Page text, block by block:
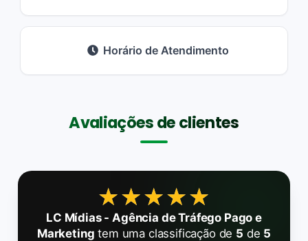
Horário de Atendimento
Avaliações de clientes
★★★★★
★★★★★
LC Mídias - Agência de Tráfego Pago e
Marketing tem uma classificação de 5 de 5